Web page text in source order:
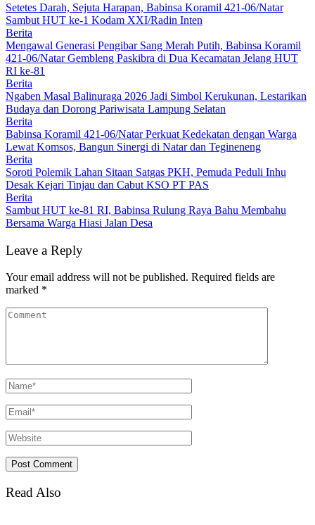
Setetes Darah, Sejuta Harapan, Babinsa Koramil 421-06/Natar
Sambut HUT ke-1 Kodam XXI/Radin Inten
Berita
Mengawal Generasi Pengibar Sang Merah Putih, Babinsa Koramil
421-06/Natar Gembleng Paskibra di Dua Kecamatan Jelang HUT
RI ke-81
Berita
Ngaben Masal Balinuraga 2026 Jadi Simbol Kerukunan, Lestarikan
Budaya dan Dorong Pariwisata Lampung Selatan
Berita
Babinsa Koramil 421-06/Natar Perkuat Kedekatan dengan Warga
Lewat Komsos, Bangun Sinergi di Natar dan Tegineneng
Berita
Soroti Polemik Lahan Sitaan Satgas PKH, Pemuda Peduli Inhu
Desak Kejari Tinjau dan Cabut KSO PT PAS
Berita
Sambut HUT ke-81 RI, Babinsa Rulung Raya Bahu Membahu
Bersama Warga Hiasi Jalan Desa
Leave a Reply
Your email address will not be published. Required fields are
marked *
Read Also